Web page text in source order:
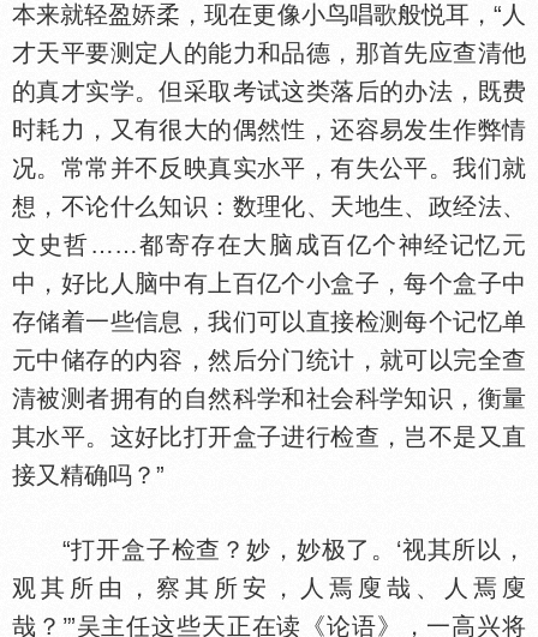
本来就轻盈
柔，现在更像小鸟唱歌般悦耳，“人
才天平要测定人的能力和品德，那首先应查清他
的真才实学。但采取考试这类落后的办法，既费
时耗力，又有很大的偶然
，还容易发生作弊情
况。常常并不反映真实
平，有失公平。我们就
想，不论什么知识：数理化、天地生、政经法、
文史哲……都寄存在大脑成百亿个神经记忆元
中，好比人脑中有上百亿个小盒子，每个盒子中
存储着一些信息，我们可以直接检测每个记忆单
元中储存的内容，然后分门统计，就可以完全查
清被测者拥有的自然科学和社会科学知识，衡量
其
平。这好比打开盒子进行检查，岂不是又直
接又精确吗？”
“打开盒子检查？妙，妙极了。‘视其所以，
观其所由，察其所安，人焉廋哉、人焉廋
哉？’”吴主任这些天正在读《论语》，一高兴将